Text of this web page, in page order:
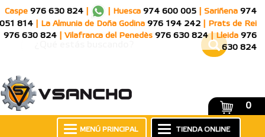
Caspe 976 630 824 Huesca 974 600 005 Sariñena 974
051 814
La Almunia de Doña Godina 976 194 242
Prats de Rei
976 630 824
Vilafranca del Penedès 976 630 824 Lleida 976
630 824
0
TIENDA ONLINE
MENÚ PRINCIPAL